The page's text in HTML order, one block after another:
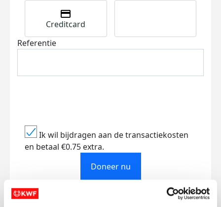
Creditcard
Referentie
Ik wil bijdragen aan de transactiekosten
en betaal €0.75 extra.
Doneer nu